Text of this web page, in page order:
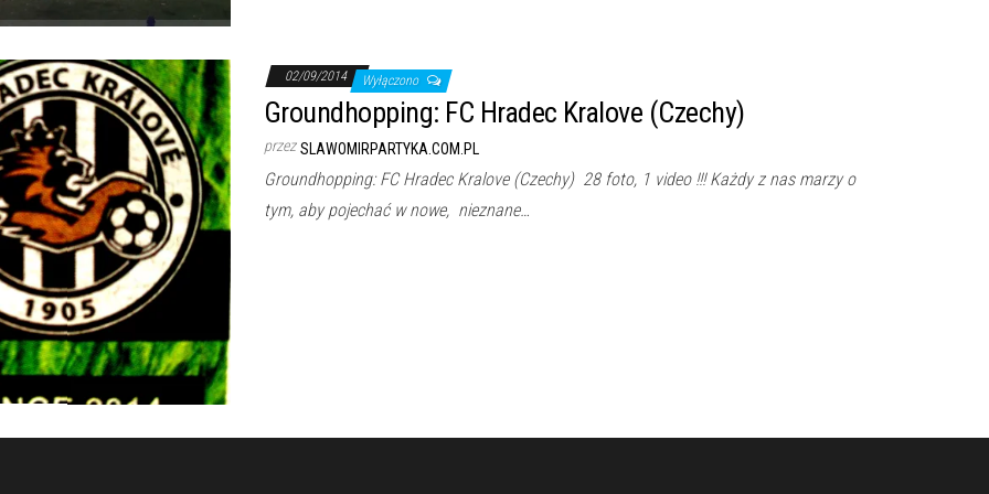
02/09/2014 Wyłączono
Groundhopping: FC Hradec Kralove (Czechy)
przez SLAWOMIRPARTYKA.COM.PL
Groundhopping: FC Hradec Kralove (Czechy) 28 foto, 1 video !!! Każdy z nas marzy o
tym, aby pojechać w nowe, nieznane…